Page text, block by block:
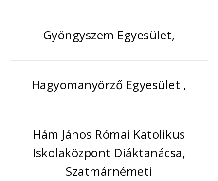
Gyöngyszem Egyesület,
Hagyomanyörző Egyesület ,
Hám János Római Katolikus
Iskolaközpont Diáktanácsa,
Szatmárnémeti